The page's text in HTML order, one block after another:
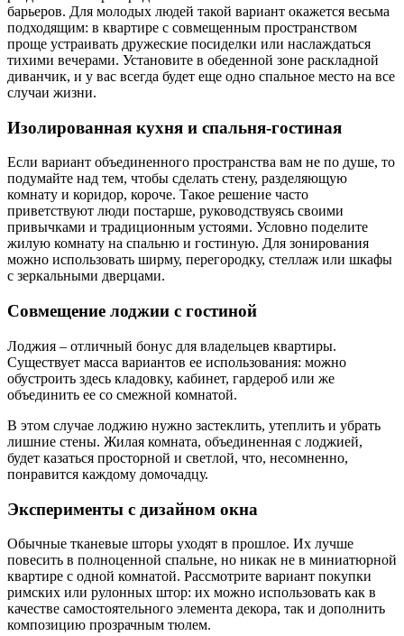
барьеров. Для молодых людей такой вариант окажется весьма
подходящим: в квартире с совмещенным пространством
проще устраивать дружеские посиделки или наслаждаться
тихими вечерами. Установите в обеденной зоне раскладной
диванчик, и у вас всегда будет еще одно спальное место на все
случаи жизни.
Изолированная кухня и спальня-гостиная
Если вариант объединенного пространства вам не по душе, то
подумайте над тем, чтобы сделать стену, разделяющую
комнату и коридор, короче. Такое решение часто
приветствуют люди постарше, руководствуясь своими
привычками и традиционным устоями. Условно поделите
жилую комнату на спальню и гостиную. Для зонирования
можно использовать ширму, перегородку, стеллаж или шкафы
с зеркальными дверцами.
Совмещение лоджии с гостиной
Лоджия – отличный бонус для владельцев квартиры.
Существует масса вариантов ее использования: можно
обустроить здесь кладовку, кабинет, гардероб или же
объединить ее со смежной комнатой.
В этом случае лоджию нужно застеклить, утеплить и убрать
лишние стены. Жилая комната, объединенная с лоджией,
будет казаться просторной и светлой, что, несомненно,
понравится каждому домочадцу.
Эксперименты с дизайном окна
Обычные тканевые шторы уходят в прошлое. Их лучше
повесить в полноценной спальне, но никак не в миниатюрной
квартире с одной комнатой. Рассмотрите вариант покупки
римских или рулонных штор: их можно использовать как в
качестве самостоятельного элемента декора, так и дополнить
композицию прозрачным тюлем.